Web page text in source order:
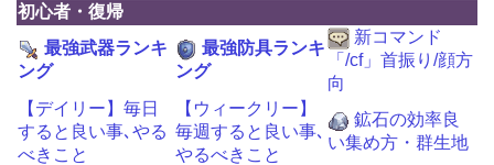
初心者・復帰
最強武器ランキ
ング
最強防具ランキ
ング
新コマンド
「/cf」首振り/顔方
向
【デイリー】毎日
すると良い事､やる
べきこと
【ウィークリー】
毎週すると良い事､
やるべきこと
鉱石の効率良
い集め方・群生地